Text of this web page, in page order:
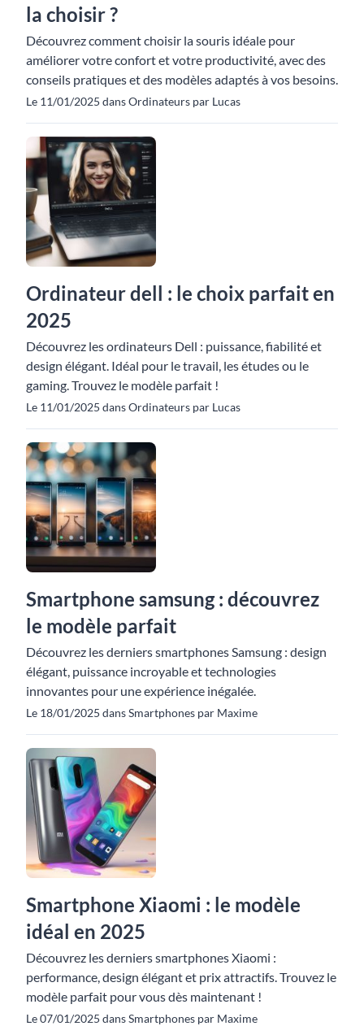
la choisir ?
Découvrez comment choisir la souris idéale pour
améliorer votre confort et votre productivité, avec des
conseils pratiques et des modèles adaptés à vos besoins.
Le 11/01/2025 dans Ordinateurs par Lucas
Ordinateur dell : le choix parfait en
2025
Découvrez les ordinateurs Dell : puissance, fiabilité et
design élégant. Idéal pour le travail, les études ou le
gaming. Trouvez le modèle parfait !
Le 11/01/2025 dans Ordinateurs par Lucas
Smartphone samsung : découvrez
le modèle parfait
Découvrez les derniers smartphones Samsung : design
élégant, puissance incroyable et technologies
innovantes pour une expérience inégalée.
Le 18/01/2025 dans Smartphones par Maxime
Smartphone Xiaomi : le modèle
idéal en 2025
Découvrez les derniers smartphones Xiaomi :
performance, design élégant et prix attractifs. Trouvez le
modèle parfait pour vous dès maintenant !
Le 07/01/2025 dans Smartphones par Maxime